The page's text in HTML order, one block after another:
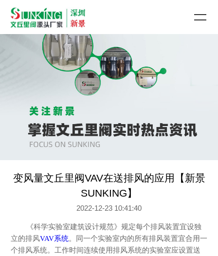
变风量文丘里阀VAV在送排风的应用【新景
SUNKING】
2022-12-23 10:41:40
《科学实验室建筑设计规范》规定每个排风装置宜设独
立的排风VAV系统。同一个实验室内的所有排风装置宜合用一
个排风系统。工作时间连续使用排风系统的实验室应设置送